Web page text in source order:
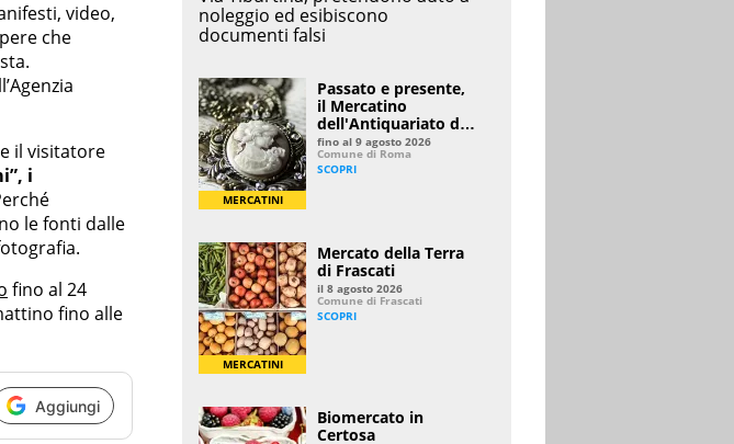
video,
che
il visitatore
i
le fonti dalle
fino al 24
fino alle
Aggiungi